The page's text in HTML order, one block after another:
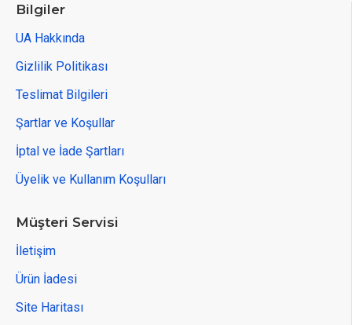
Bilgiler
UA Hakkında
Gizlilik Politikası
Teslimat Bilgileri
Şartlar ve Koşullar
İptal ve İade Şartları
Üyelik ve Kullanım Koşulları
Müşteri Servisi
İletişim
Ürün İadesi
Site Haritası